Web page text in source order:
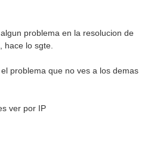
problema en la resolucion de
hace lo sgte.
problema que no ves a los demas
ver por IP